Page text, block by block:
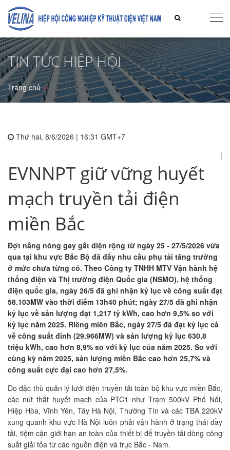
TIN TỨC HIỆP HỘI
Trang chủ
Thứ hai, 8/6/2026 | 16:31 GMT+7
|
EVNNPT giữ vững huyết
mạch truyền tải điện
miền Bắc
Đợt nắng nóng gay gắt diện rộng từ ngày 25 - 27/5/2026 vừa
qua tại khu vực Bắc Bộ đã đẩy nhu cầu phụ tải tăng trưởng
ở mức chưa từng có. Theo Công ty TNHH MTV Vận hành hệ
thống điện và Thị trường điện Quốc gia (NSMO), hệ thống
điện quốc gia, ngày 26/5 đã ghi nhận kỷ lục về công suất đạt
58.103MW vào thời điểm 13h40 phút; ngày 27/5 đã ghi nhận
kỷ lục về sản lượng đạt 1,217 tỷ kWh, cao hơn 9,5% so với
kỷ lục năm 2025. Riêng miền Bắc, ngày 27/5 đã đạt kỷ lục cả
về công suất đỉnh (29.966MW) và sản lượng kỷ lục 630,8
triệu kWh, cao hơn 8,9% so với kỷ lục của năm 2025. So với
cùng kỳ năm 2025, sản lượng miền Bắc cao hơn 25,7% và
công suất cực đại cao hơn 27,5%.
Do đặc thù quản lý lưới điện truyền tải toàn bộ khu vực miền Bắc,
các nút thắt huyết mạch của PTC1 như Trạm 500kV Phố Nối,
Hiệp Hòa, Vĩnh Yên, Tây Hà Nội, Thường Tín và các TBA 220kV
xung quanh khu vực Hà Nội luôn phải vận hành ở trạng thái đầy
tải, tiệm cận giới hạn an toàn của thiết bị để truyền tải dòng công
suất giải tỏa từ các nguồn điện và trục Bắc - Nam.